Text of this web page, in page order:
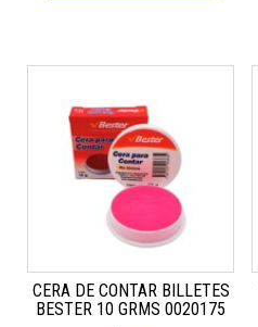
CERA DE CONTAR BILLETES
BESTER 10 GRMS 0020175